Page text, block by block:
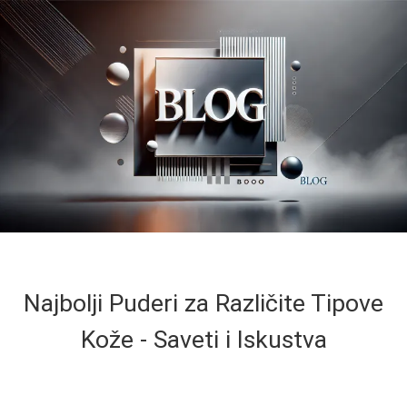
Najbolji Puderi za Različite Tipove
Kože - Saveti i Iskustva